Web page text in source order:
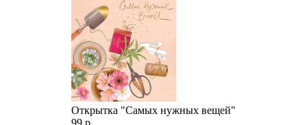
Открытка "Самых нужных вещей"
99 р.